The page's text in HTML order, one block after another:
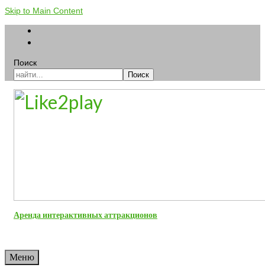
Skip to Main Content
Поиск
Поиск
Аренда интерактивных аттракционов
Меню